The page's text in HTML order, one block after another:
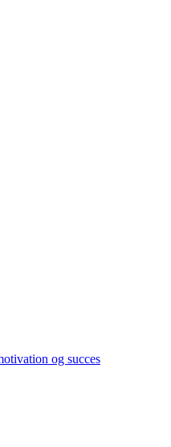
og succes